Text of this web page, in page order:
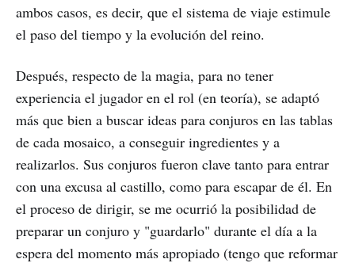
ambos casos, es decir, que el sistema de viaje estimule
el paso del tiempo y la evolución del reino.
Después, respecto de la magia, para no tener
experiencia el jugador en el rol (en teoría), se adaptó
más que bien a buscar ideas para conjuros en las tablas
de cada mosaico, a conseguir ingredientes y a
realizarlos. Sus conjuros fueron clave tanto para entrar
con una excusa al castillo, como para escapar de él. En
el proceso de dirigir, se me ocurrió la posibilidad de
preparar un conjuro y "guardarlo" durante el día a la
espera del momento más apropiado (tengo que reformar